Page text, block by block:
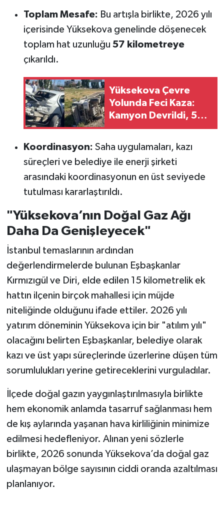
Toplam Mesafe: Bu artışla birlikte, 2026 yılı
içerisinde Yüksekova genelinde döşenecek
toplam hat uzunluğu 57 kilometreye
çıkarıldı.
Yüksekova Çevre
Yolunda Feci Kaza:
Kamyon Devrildi, 5
Yaralı
Koordinasyon: Saha uygulamaları, kazı
süreçleri ve belediye ile enerji şirketi
arasındaki koordinasyonun en üst seviyede
tutulması kararlaştırıldı.
"Yüksekova’nın Doğal Gaz Ağı
Daha Da Genişleyecek"
İstanbul temaslarının ardından
değerlendirmelerde bulunan Eşbaşkanlar
Kırmızıgül ve Diri, elde edilen 15 kilometrelik ek
hattın ilçenin birçok mahallesi için müjde
niteliğinde olduğunu ifade ettiler. 2026 yılı
yatırım döneminin Yüksekova için bir "atılım yılı"
olacağını belirten Eşbaşkanlar, belediye olarak
kazı ve üst yapı süreçlerinde üzerlerine düşen tüm
sorumlulukları yerine getireceklerini vurguladılar.
İlçede doğal gazın yaygınlaştırılmasıyla birlikte
hem ekonomik anlamda tasarruf sağlanması hem
de kış aylarında yaşanan hava kirliliğinin minimize
edilmesi hedefleniyor. Alınan yeni sözlerle
birlikte, 2026 sonunda Yüksekova’da doğal gaz
ulaşmayan bölge sayısının ciddi oranda azaltılması
planlanıyor.